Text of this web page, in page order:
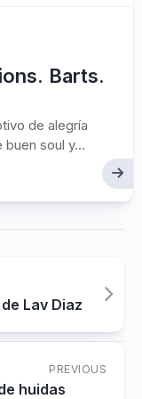
Barts.
de alegría
soul y...
de Lav Diaz
PREVIOUS
huidas